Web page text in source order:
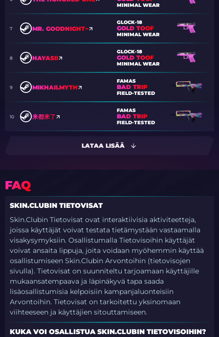
MINIMAL WEAR
7 MR. GOODNIGHT~
GLOCK-18
GOLD TOOF
MINIMAL WEAR
8 HAYASII
GLOCK-18
GOLD TOOF
MINIMAL WEAR
9 MIKHAILMYTH
FAMAS
BAD TRIP
FIELD-TESTED
10 来都来了
FAMAS
BAD TRIP
FIELD-TESTED
LATAA LISÄÄ
FAQ
SKIN.CLUBIN TIETOVISAT
Skin.Clubin Tietovisat ovat interaktiivisia aktiviteetteja,
joissa käyttäjät voivat testata tietämystään vastaamalla
visakysymyksiin. Osallistumalla Tietovisoihin käyttäjät
voivat ansaita lippuja, joita voidaan myöhemmin käyttää
osallistumiseen Skin.Clubin Arvontoihin (tietovisojen
sivulla). Tietovisat on suunniteltu tarjoamaan käyttäjille
mukaansatempaava ja läpinäkyvä tapa saada
lisäosallistumisia kelpoisiin kampanjaluonteisiin
Arvontoihin. Tietovisat on tarkoitettu yksinomaan
viihteeseen ja käyttäjien sitouttamiseen.
KUKA VOI OSALLISTUA SKIN.CLUBIN TIETOVISOIHIN?